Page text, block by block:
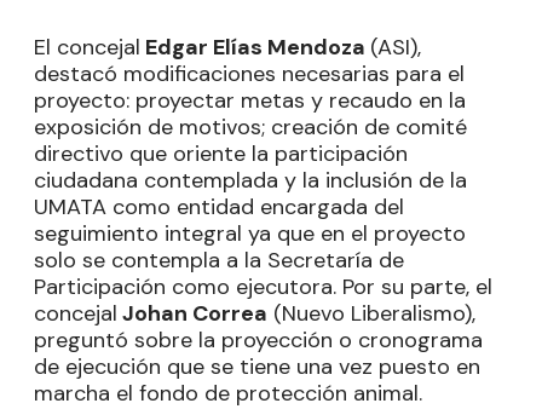
El concejal Edgar Elías Mendoza (ASI),
destacó modificaciones necesarias para el
proyecto: proyectar metas y recaudo en la
exposición de motivos; creación de comité
directivo que oriente la participación
ciudadana contemplada y la inclusión de la
UMATA como entidad encargada del
seguimiento integral ya que en el proyecto
solo se contempla a la Secretaría de
Participación como ejecutora. Por su parte, el
concejal Johan Correa (Nuevo Liberalismo),
preguntó sobre la proyección o cronograma
de ejecución que se tiene una vez puesto en
marcha el fondo de protección animal.